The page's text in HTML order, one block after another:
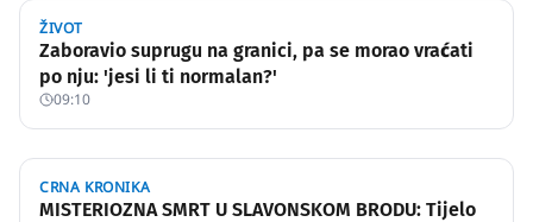
ŽIVOT
Zaboravio suprugu na granici, pa se morao vraćati
po nju: 'jesi li ti normalan?'
09:10
CRNA KRONIKA
MISTERIOZNA SMRT U SLAVONSKOM BRODU: Tijelo